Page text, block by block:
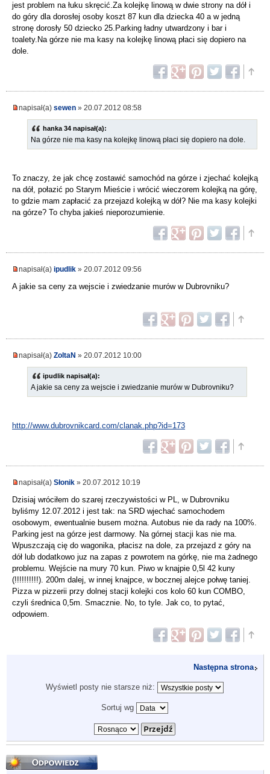
jest problem na łuku skręcić.Za kolejkę linową w dwie strony na dół i
do góry dla dorosłej osoby koszt 87 kun dla dziecka 40 a w jedną
stronę dorosły 50 dziecko 25.Parking ładny utwardzony i bar i
toalety.Na górze nie ma kasy na kolejkę linową płaci się dopiero na
dole.
napisał(a) sewen » 20.07.2012 08:58
hanka 34 napisał(a):
Na górze nie ma kasy na kolejkę linową płaci się dopiero na dole.
To znaczy, że jak chcę zostawić samochód na górze i zjechać kolejką
na dół, połazić po Starym Mieście i wrócić wieczorem kolejką na górę,
to gdzie mam zapłacić za przejazd kolejką w dół? Nie ma kasy kolejki
na górze? To chyba jakieś nieporozumienie.
napisał(a) ipudlik » 20.07.2012 09:56
A jakie sa ceny za wejscie i zwiedzanie murów w Dubrovniku?
napisał(a) ZoltaN » 20.07.2012 10:00
ipudlik napisał(a):
A jakie sa ceny za wejscie i zwiedzanie murów w Dubrovniku?
http://www.dubrovnikcard.com/clanak.php?id=173
napisał(a) Słonik » 20.07.2012 10:19
Dzisiaj wróciłem do szarej rzeczywistości w PL, w Dubrovniku
byliśmy 12.07.2012 i jest tak: na SRD wjechać samochodem
osobowym, ewentualnie busem można. Autobus nie da rady na 100%.
Parking jest na górze jest darmowy. Na górnej stacji kas nie ma.
Wpuszczają cię do wagonika, płacisz na dole, za przejazd z góry na
dół lub dodatkowo juz na zapas z powrotem na górkę, nie ma żadnego
problemu. Wejście na mury 70 kun. Piwo w knajpie 0,5l 42 kuny
(!!!!!!!!!!). 200m dalej, w innej knajpce, w bocznej alejce połwę taniej.
Pizza w pizzerii przy dolnej stacji kolejki cos kolo 60 kun COMBO,
czyli średnica 0,5m. Smacznie. No, to tyle. Jak co, to pytać,
odpowiem.
Następna strona
Wyświetl posty nie starsze niż:
Sortuj wg
Odpowiedz